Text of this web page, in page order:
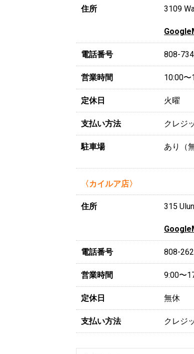
住所 3109
電話番号 808-
営業時間 10:00〜
定休日 火曜
支払い方法 クレジ
駐車場 あり（
〈カイルア店〉
住所 315
電話番号 808-
営業時間 9:00〜
定休日 無休
支払い方法 クレジ